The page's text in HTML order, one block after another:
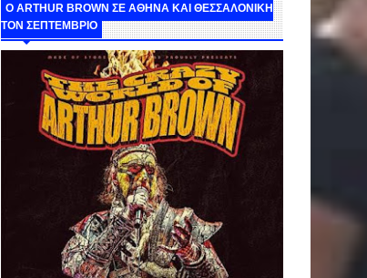
O ARTHUR BROWN ΣΕ ΑΘΗΝΑ ΚΑΙ ΘΕΣΣΑΛΟΝΙΚΗ
ΤΟΝ ΣΕΠΤΕΜΒΡΙΟ